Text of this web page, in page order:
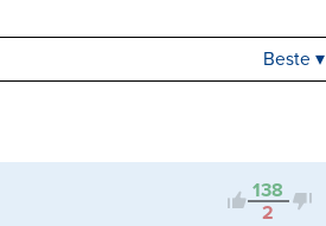
Kontrovers
Beste ▾
138
2